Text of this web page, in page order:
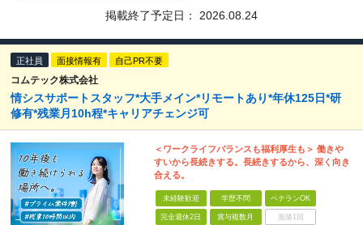
掲載終了予定日： 2026.08.24
正社員 面接情報有 自己PR不要
コムテック株式会社
情シスサポートスタッフ*大手メイン*リモートあり*年休125日*研
修有*残業月10h程*キャリアチェンジ可
＜ワークライフバランスも福利厚生も＞ 働きや
すいから長続きする。長続きするから、深く向き
合える。
未経験歓迎 学歴不問 ベテランOK
完全週休2日 賞与複数月 面接1回